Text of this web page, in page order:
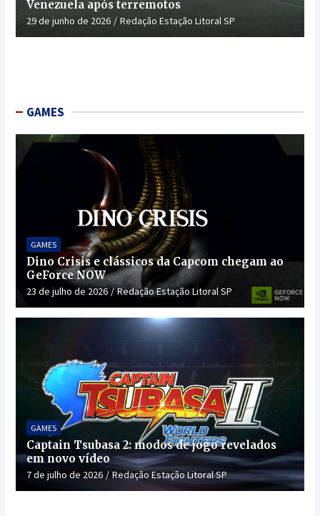
Venezuela após terremotos
29 de junho de 2026 Redação Estação Litoral SP
GAMES
GAMES
Dino Crisis e clássicos da Capcom chegam ao
GeForce NOW
23 de julho de 2026 Redação Estação Litoral SP
GAMES
Captain Tsubasa 2: modos de jogo revelados
em novo vídeo
7 de julho de 2026 Redação Estação Litoral SP